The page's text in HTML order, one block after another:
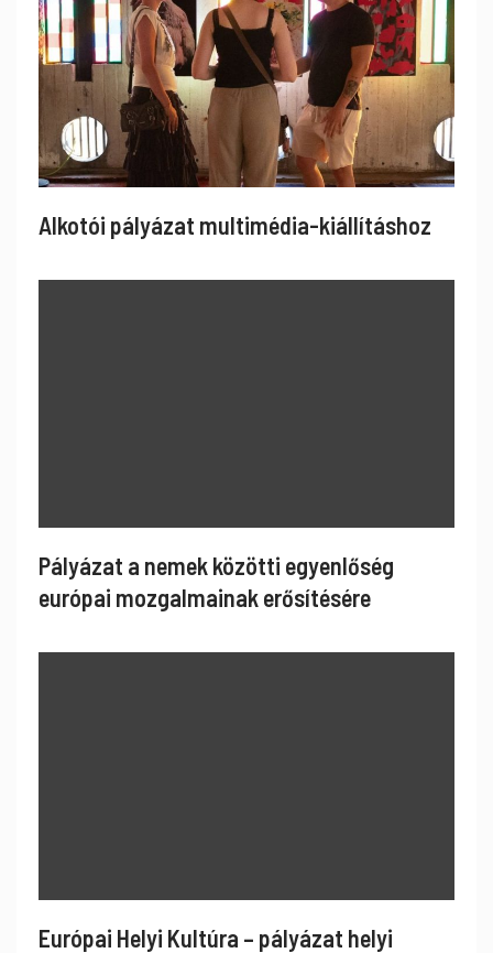
Alkotói pályázat multimédia-kiállításhoz
Pályázat a nemek közötti egyenlőség
európai mozgalmainak erősítésére
Európai Helyi Kultúra – pályázat helyi